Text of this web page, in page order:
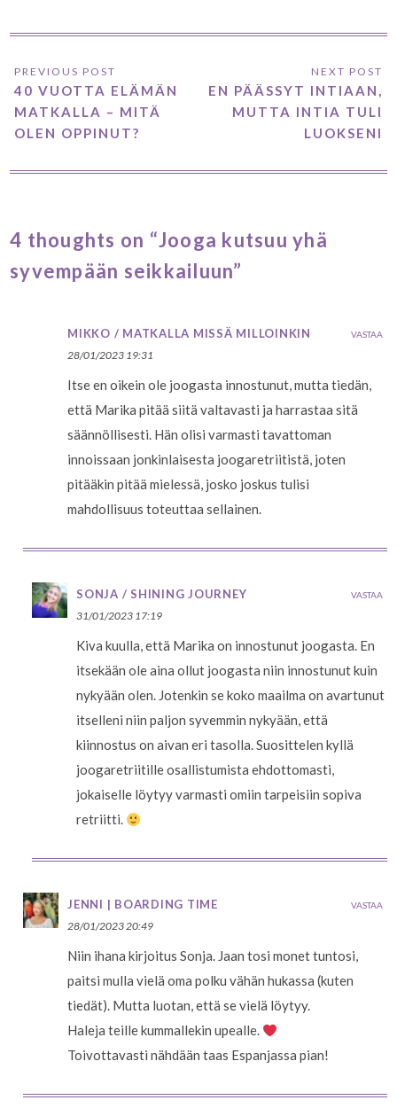
40 VUOTTA ELÄMÄN
MATKALLA – MITÄ
OLEN OPPINUT?
EN PÄÄSSYT INTIAAN,
MUTTA INTIA TULI
LUOKSENI
4 thoughts on “Jooga kutsuu yhä
syvempään seikkailuun”
MIKKO / MATKALLA MISSÄ MILLOINKIN
28/01/2023 19:31
Itse en oikein ole joogasta innostunut, mutta tiedän,
että Marika pitää siitä valtavasti ja harrastaa sitä
säännöllisesti. Hän olisi varmasti tavattoman
innoissaan jonkinlaisesta joogaretriitistä, joten
pitääkin pitää mielessä, josko joskus tulisi
mahdollisuus toteuttaa sellainen.
VASTAA
SONJA / SHINING JOURNEY
31/01/2023 17:19
Kiva kuulla, että Marika on innostunut joogasta. En
itsekään ole aina ollut joogasta niin innostunut kuin
nykyään olen. Jotenkin se koko maailma on avartunut
itselleni niin paljon syvemmin nykyään, että
kiinnostus on aivan eri tasolla. Suosittelen kyllä
joogaretriitille osallistumista ehdottomasti,
jokaiselle löytyy varmasti omiin tarpeisiin sopiva
retriitti.
VASTAA
JENNI | BOARDING TIME
28/01/2023 20:49
Niin ihana kirjoitus Sonja. Jaan tosi monet tuntosi,
paitsi mulla vielä oma polku vähän hukassa (kuten
tiedät). Mutta luotan, että se vielä löytyy.
Haleja teille kummallekin upealle.
Toivottavasti nähdään taas Espanjassa pian!
VASTAA